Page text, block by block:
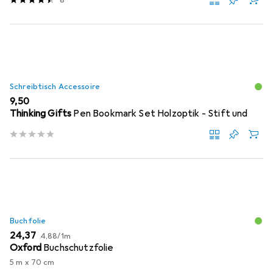
Schreibtisch Accessoire
EUR
9,50
Thinking Gifts Pen Bookmark Set Holzoptik - Stift und
Buchfolie
EUR
24,37 EUR
4,88/1m
Oxford Buchschutzfolie
5 m x 70 cm